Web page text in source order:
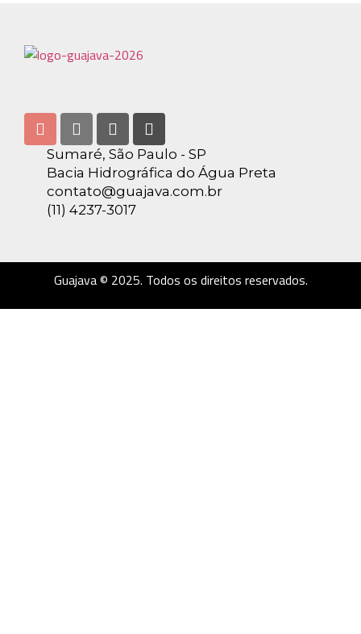
Sumaré, São Paulo - SP
Bacia Hidrográfica do Água Preta
contato@guajava.com.br
(11) 4237-3017
Guajava © 2025. Todos os direitos reservados.